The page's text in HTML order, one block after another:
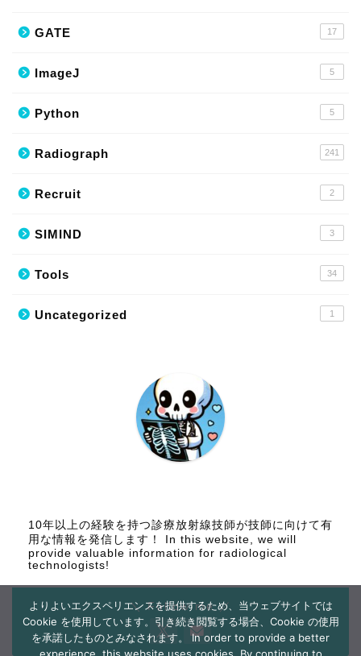
GATE 17
ImageJ 5
Python 5
Radiograph 241
Recruit 2
SIMIND 3
Tools 34
Uncategorized 1
10年以上の経験を持つ診療放射線技師が技師に向けて有
用な情報を発信します！ In this website, we will
provide valuable information for radiological
technologists!
＼ Follow me ／
よりよいエクスペリエンスを提供するため、当ウェブサイトでは
Cookie を使用しています。引き続き閲覧する場合、Cookie の使用
を承諾したものとみなされます。 In order to provide a better